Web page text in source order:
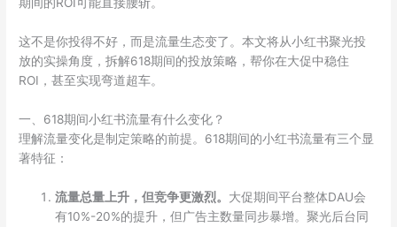
这不是你投得不好，而是流量生态变了。本文将从小红书聚光投
放的实操角度，拆解618期间的投放策略，帮你在大促中稳住
ROI，甚至实现弯道超车。
一、618期间小红书流量有什么变化？
理解流量变化是制定策略的前提。618期间的小红书流量有三个显
著特征：
流量总量上升，但竞争更激烈。 大促期间平台整体DAU会
有10%-20%的提升，但广告主数量同步暴增。聚光后台同